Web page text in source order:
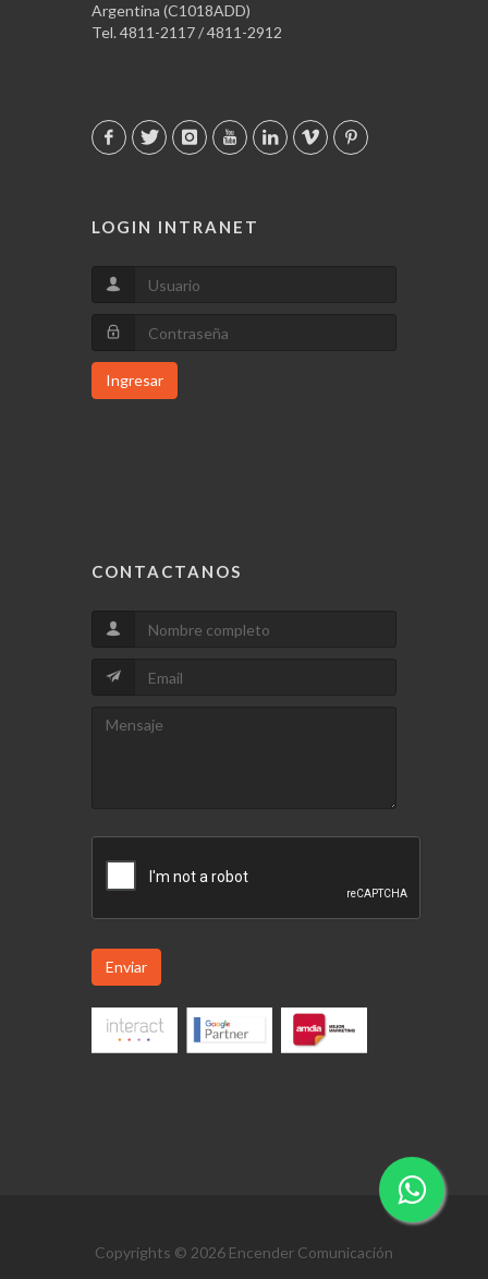
Argentina (C1018ADD)
Tel. 4811-2117 / 4811-2912
LOGIN INTRANET
Ingresar
CONTACTANOS
Enviar
Copyrights © 2026 Encender Comunicación